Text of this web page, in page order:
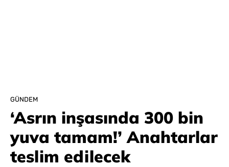
GÜNDEM
‘Asrın inşasında 300 bin
yuva tamam!’ Anahtarlar
teslim edilecek